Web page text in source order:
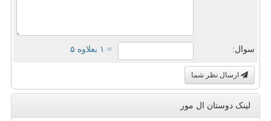
سوال: = ۱ بعلاوه ۵
ارسال نظر شما
لینک دوستان ال مور